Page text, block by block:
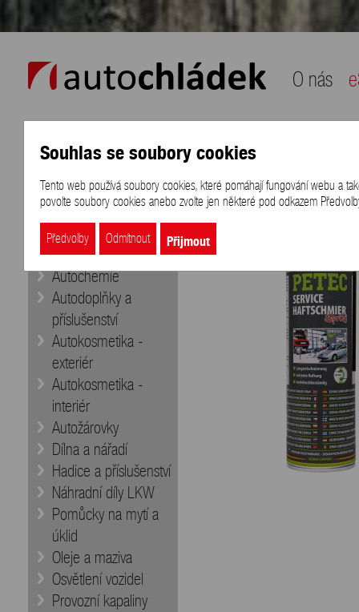
auto chládek O nás
Naše nabídka
Doporučujeme
Aditiva
Autobaterie
Autochemie
Autodoplňky a
příslušenství
Autokosmetika -
exteriér
Autokosmetika -
interiér
Autožárovky
Dílna a nářadí
Hadice a příslušenství
Náhradní díly LKW
Pomůcky na mytí a
úklid
Oleje a maziva
Osvětlení vozidel
Provozní kapaliny
Přihlášení
eShop>Značky>PETEC>
Souhlas se soubory cookies
Tento web používá soubory cookies, které pomáhají fungování webu a
povolte soubory cookies anebo zvolte jen některé pod odkazem
Předvolby Odmítnout Přijmout